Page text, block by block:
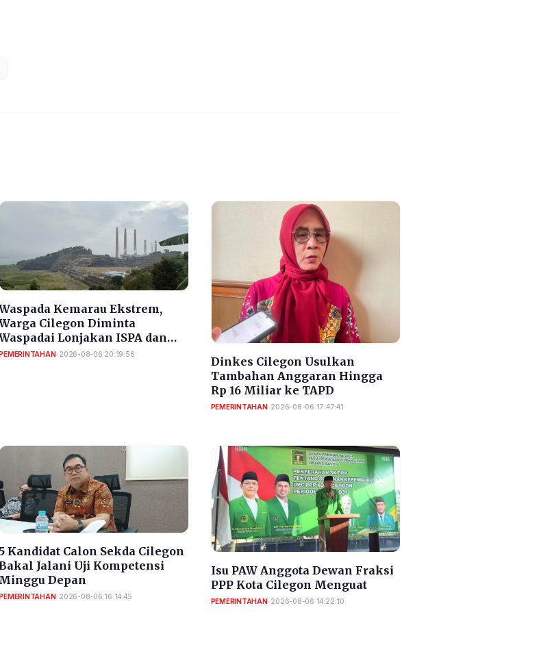
Kemarau Ekstrem,
Cilegon Diminta
Lonjakan ISPA dan
PEMERINTAHAN•2026-08-06 20:19:56
Dinkes Cilegon Usulkan
Tambahan Anggaran Hingga
Rp 16 Miliar ke TAPD
PEMERINTAHAN•2026-08-06 17:47:41
5 Kandidat Calon Sekda Cilegon
Jalani Uji Kompetensi
Minggu Depan
•2026-08-06 16:14:45
Isu PAW Anggota Dewan Fraksi
PPP Kota Cilegon Menguat
PEMERINTAHAN•2026-08-06 14:22:10